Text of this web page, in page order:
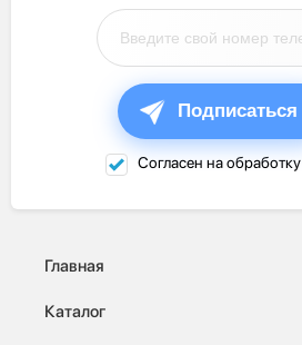
Подписаться
Согласен на обработку
Главная
Каталог